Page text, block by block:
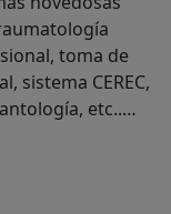
toma de
sistema CEREC,
etc..
de nuestros
la satisfacción